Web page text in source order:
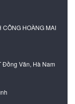
HOÀNG MAI
Đồng Văn, Hà Nam